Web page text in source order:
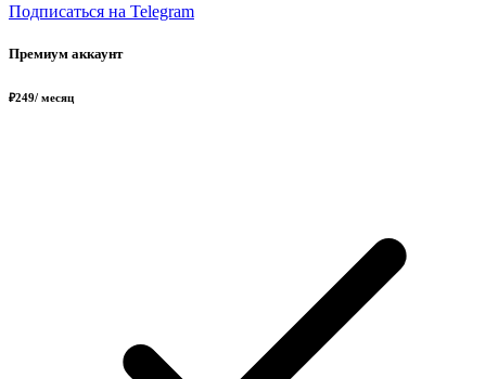
Подписаться на Telegram
Премиум аккаунт
₽249/ месяц